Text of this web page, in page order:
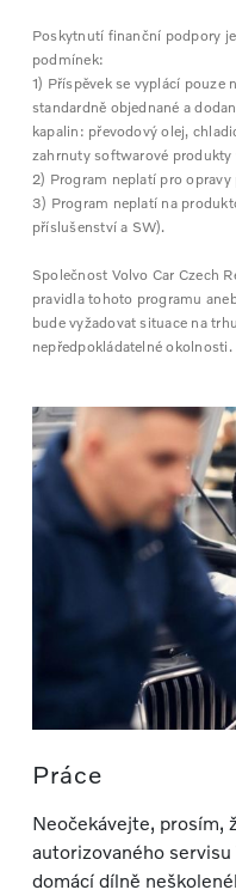
Poskytnutí finanční podpory
podmínek:
1) Příspěvek se vyplácí pouze
standardně objednané a
kapalin: převodový olej,
zahrnuty softwarové produkty
2) Program neplatí pro
3) Program neplatí na
příslušenství a SW).
Společnost Volvo Car Czech
pravidla tohoto programu
bude vyžadovat situace na
nepředpokládatelné okolnosti.
Práce
Neočekávejte, prosím,
autorizovaného
domácí dílně